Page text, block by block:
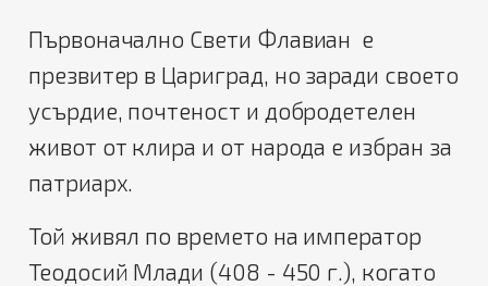
Първоначално Свети Флавиан е
презвитер в Цариград, но заради своето
усърдие, почтеност и добродетелен
живот от клира и от народа е избран за
патриарх.
Той живял по времето на император
Теодосий Млади (408 - 450 г.), когато